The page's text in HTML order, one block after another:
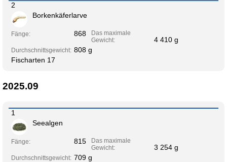
2
Borkenkäferlarve
Fänge: 868
Das maximale
Gewicht:
4 410 g
Durchschnittsgewicht: 808 g
Fischarten 17
2025.09
1
Seealgen
Fänge: 815
Das maximale
Gewicht:
3 254 g
Durchschnittsgewicht: 709 g